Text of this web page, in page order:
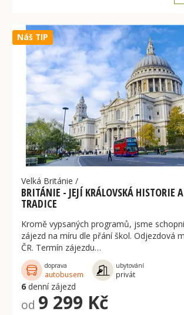
Náš TIP
Velká Británie /
BRITÁNIE - JEJÍ KRÁLOVSKÁ HISTORIE
TRADICE
Kromě vypsaných programů, jsme
zájezd na míru dle přání škol. Odjezdová
ČR. Termín zájezdu…
doprava
autobusem
ubytování
privát
6 denní zájezd
od 9 299 Kč